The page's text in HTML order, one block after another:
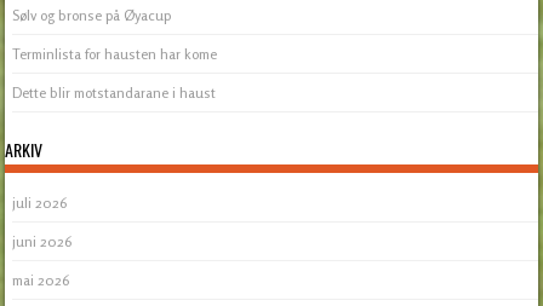
Sølv og bronse på Øyacup
Terminlista for hausten har kome
Dette blir motstandarane i haust
ARKIV
juli 2026
juni 2026
mai 2026